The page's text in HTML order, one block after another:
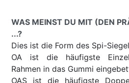
WAS MEINST DU MIT (DEN
...?
Dies ist die Form des Spi-
OA ist die häufigste
Rahmen in das Gummi
OAS ist die häufigste